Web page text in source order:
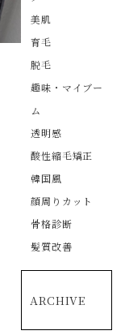
美肌
育毛
脱毛
趣味・マイブー
ム
透明感
酸性縮毛矯正
韓国風
顔周りカット
骨格診断
髪質改善
ARCHIVE